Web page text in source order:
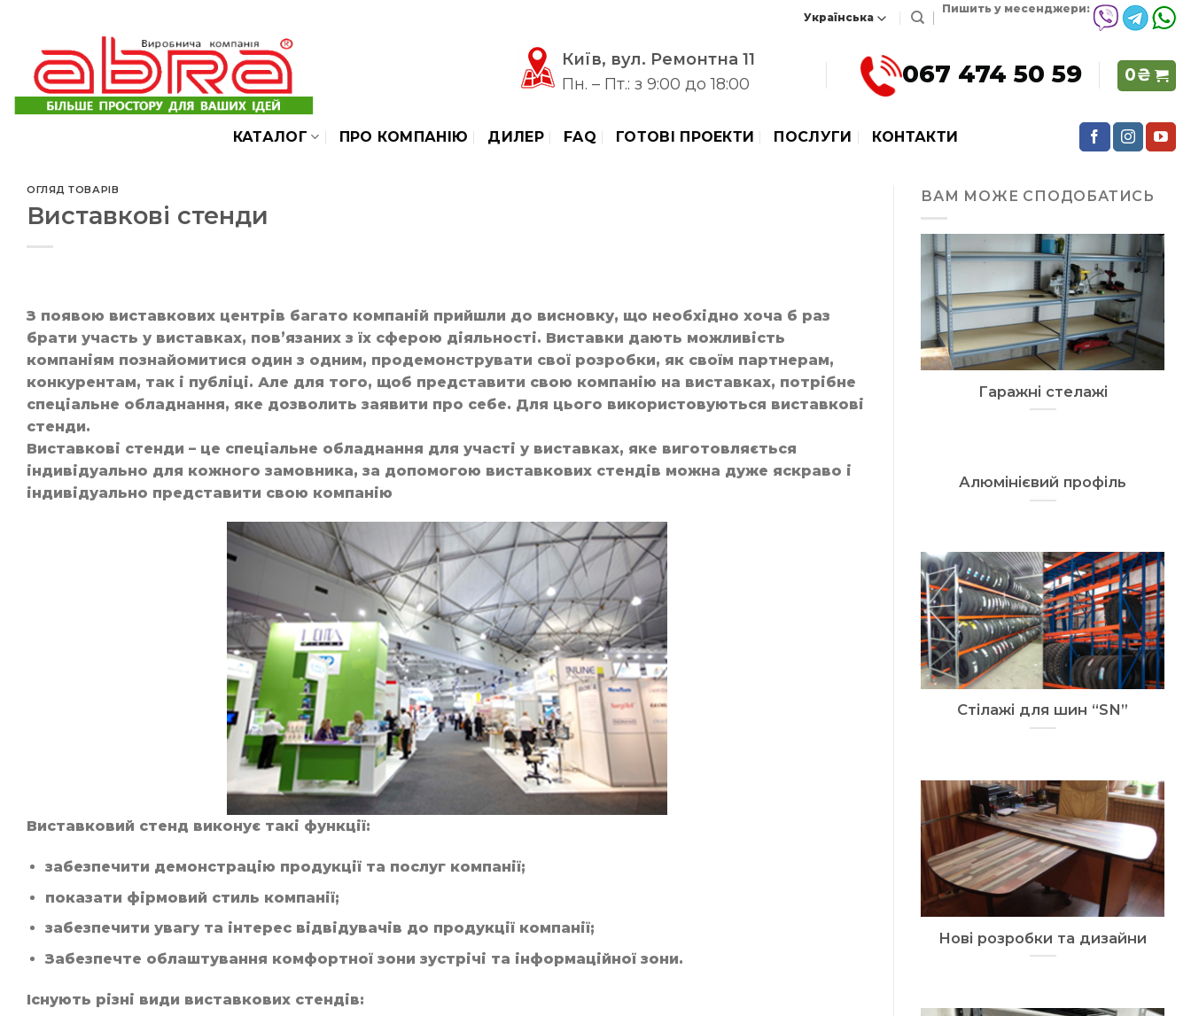
content
Пишить у месенджери:
Київ, вул. Ремонтна 11
Пн. – Пт.: з 9:00 до 18:00
067 474 50 59 0₴
КАТАЛОГ ПРО КОМПАНІЮ ДИЛЕР FAQ ГОТОВІ ПРОЕКТИ ПОСЛУГИ КОНТАКТИ
ОГЛЯД ТОВАРІВ
Виставкові стенди
З появою виставкових центрів багато компаній прийшли до висновку, що необхідно хоча б раз
брати участь у виставках, пов’язаних з їх сферою діяльності. Виставки дають можливість
компаніям познайомитися один з одним, продемонструвати свої розробки, як своїм партнерам,
конкурентам, так і публіці. Але для того, щоб представити свою компанію на виставках, потрібне
спеціальне обладнання, яке дозволить заявити про себе. Для цього використовуються виставкові
стенди.
Виставкові стенди – це спеціальне обладнання для участі у виставках, яке виготовляється
індивідуально для кожного замовника, за допомогою виставкових стендів можна дуже яскраво і
індивідуально представити свою компанію
Виставковий стенд виконує такі функції:
забезпечити демонстрацію продукції та послуг компанії;
показати фірмовий стиль компанії;
забезпечити увагу та інтерес відвідувачів до продукції компанії;
Забезпечте облаштування комфортної зони зустрічі та інформаційної зони.
Існують різні види виставкових стендів:
ВАМ МОЖЕ СПОДОБАТИСЬ
Гаражні стелажі
Алюмінієвий профіль
Стілажі для шин “SN”
Нові розробки та дизайни